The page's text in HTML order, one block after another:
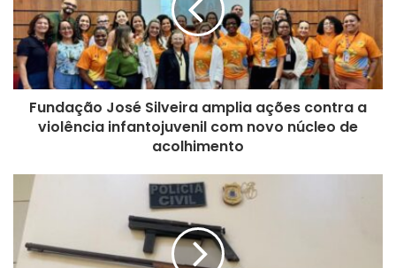
Fundação José Silveira amplia ações contra a
violência infantojuvenil com novo núcleo de
acolhimento